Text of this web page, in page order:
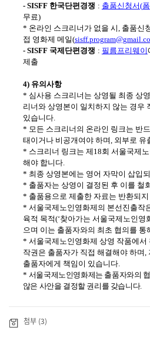
- SISFF 한국단편경쟁 : 출품신청서(폼
무료)
* 온라인 스크리너가 없을 시 출품신
접 영화제 메일(
- SISFF 국제단편경쟁 : 필름프리웨이
제출
4) 유의사항
* 심사용 스크리너는 상영될 최종 상
리너와 상영본이 일치하지 않는 경우
있습니다.
* 모든 스크리너의 온라인 링크는 반
태이거나 비공개여야 하며 외부로 유
* 스크리너 링크는 제 18회 서울국제
해야 합니다.
* 최종 상영본에는 영어 자막이 삽입
* 출품자는 상영이 결정된 후 이를 철
* 출품용으로 제출한 자료는 반환되
* 서울국제노인영화제의 본선진출작
육적 목적(‘찾아가는 서울국제노인영
으며 이는 출품자와의 최초 협의를 통
* 서울국제노인영화제 상영 작품에서
작권은 출품자가 직접 해결해야 하며
출품자에게 책임이 있습니다.
* 서울국제노인영화제는 출품자와의
않은 사안을 결정할 권리를 갖습니다.
첨부 (3)